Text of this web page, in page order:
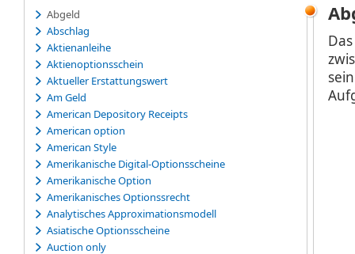
Abgeld
Abschlag
Aktienanleihe
Aktienoptionsschein
Aktueller Erstattungswert
Am Geld
American Depository Receipts
American option
American Style
Amerikanische Digital-Optionsscheine
Amerikanische Option
Amerikanisches Optionssrecht
Analytisches Approximationsmodell
Asiatische Optionsscheine
Auction only